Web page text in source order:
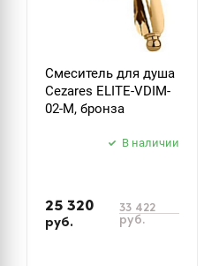
Смеситель для душа
Cezares ELITE-VDIM-
02-M, бронза
В наличии
25 320
руб.
33 422
руб.